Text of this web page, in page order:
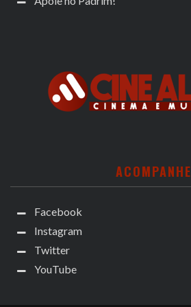
ACOMPANHE
Facebook
Instagram
Twitter
YouTube